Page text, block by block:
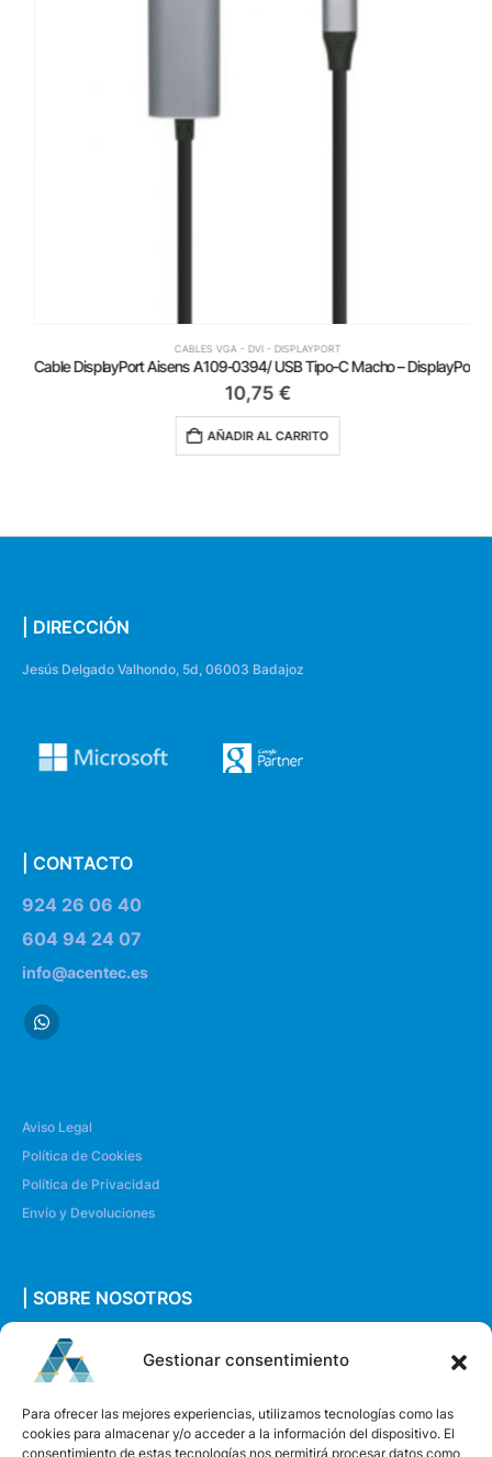
Gestionar consentimiento
Para ofrecer las mejores experiencias, utilizamos tecnologías como las
cookies para almacenar y/o acceder a la información del dispositivo. El
consentimiento de estas tecnologías nos permitirá procesar datos como
CABLES VGA - DVI - DISPLAYPORT
Cable DisplayPort Aisens A109-0394/ USB Tipo-C Macho – DisplayPort Macho/ Hasta 27W/ 1250Mbps/ 80cm/ Negro
10,75€
AÑADIR AL CARRITO
| DIRECCIÓN
Jesús Delgado Valhondo, 5d, 06003 Badajoz
| CONTACTO
924 26 06 40
604 94 24 07
info@acentec.es
Aviso Legal
Política de Cookies
Política de Privacidad
Envío y Devoluciones
| SOBRE NOSOTROS
Quiénes somos
Envíanos un mensaje